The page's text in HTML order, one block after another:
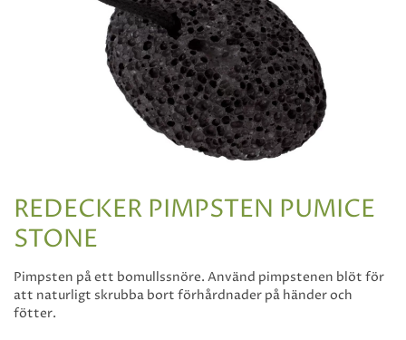
REDECKER PIMPSTEN PUMICE
STONE
Pimpsten på ett bomullssnöre. Använd pimpstenen blöt för
att naturligt skrubba bort förhårdnader på händer och
fötter.